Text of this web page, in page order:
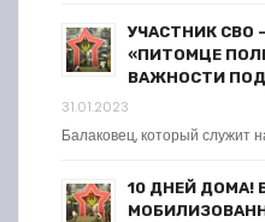
УЧАСТНИК СВО
«ПИТОМЦЕ
ВАЖНОСТИ
31.01.2023
Балаковец, который служит
10 ДНЕЙ ДОМА!